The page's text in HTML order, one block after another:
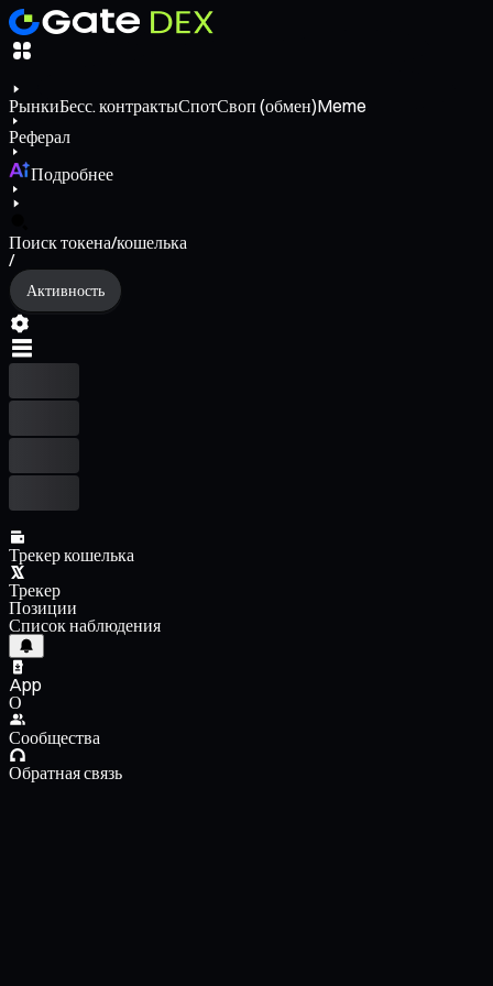
РынкиБесс. контрактыСпотСвоп (обмен)Meme
Реферал
Подробнее
Поиск токена/кошелька
/
Активность
Трекер кошелька
Трекер
Позиции
Список наблюдения
App
О
Сообщества
Обратная связь